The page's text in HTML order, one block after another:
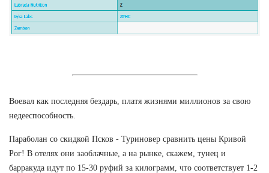
Воевал как последняя бездарь, платя жизнями миллионов за свою
недееспособность.
Параболан со скидкой Псков - Туриновер сравнить цены Кривой
Рог! В отелях они заоблачные, а на рынке, скажем, тунец и
барракуда идут по 15-30 руфий за килограмм, что соответствует 1-2